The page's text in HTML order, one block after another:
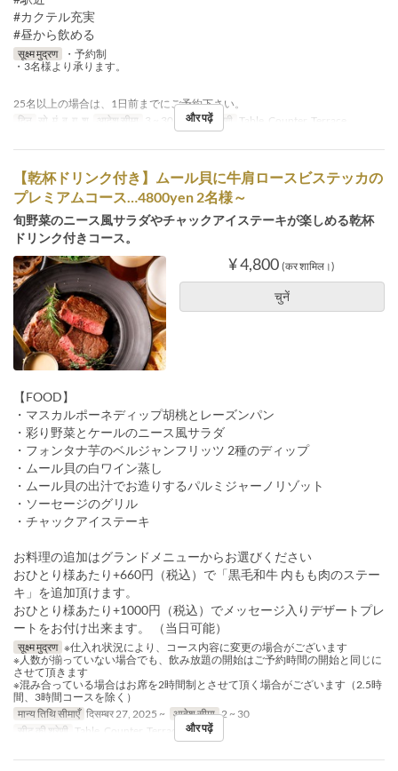
#カクテル充実
#昼から飲める
सूक्ष्म मुद्रण
・予約制
・3名様より承ります。
25名以上の場合は、1日前までにご予約下さい。
दिन
सो, मं, बु, गु, शु आदेश सीमा 3 ~ 30 सीट की श्रेणी Table, Counter, Terrace
और पढ़ें
【乾杯ドリンク付き】ムール貝に牛肩ロースビステッカの
プレミアムコース…4800yen 2名様～
旬野菜のニース風サラダやチャックアイステーキが楽しめる乾杯
ドリンク付きコース。
¥ 4,800 (कर शामिल।)
चुनें
【FOOD】
・マスカルポーネディップ胡桃とレーズンパン
・彩り野菜とケールのニース風サラダ
・フォンタナ芋のベルジャンフリッツ 2種のディップ
・ムール貝の白ワイン蒸し
・ムール貝の出汁でお造りするパルミジャーノリゾット
・ソーセージのグリル
・チャックアイステーキ
お料理の追加はグランドメニューからお選びください
おひとり様あたり+660円（税込）で「黒毛和牛 内もも肉のステー
キ」を追加頂けます。
おひとり様あたり+1000円（税込）でメッセージ入りデザートプレ
ートをお付け出来ます。 （当日可能）
सूक्ष्म मुद्रण ※仕入れ状況により、コース内容に変更の場合がございます
※人数が揃っていない場合でも、飲み放題の開始はご予約時間の開始と同じに
させて頂きます
※混み合っている場合はお席を2時間制とさせて頂く場合がございます（2.5時
間、3時間コースを除く）
मान्य तिथि सीमाएँ दिसम्बर 27, 2025 ~ आदेश सीमा 2 ~ 30
सीट की श्रेणी Table, Counter, Terrace और पढ़ें